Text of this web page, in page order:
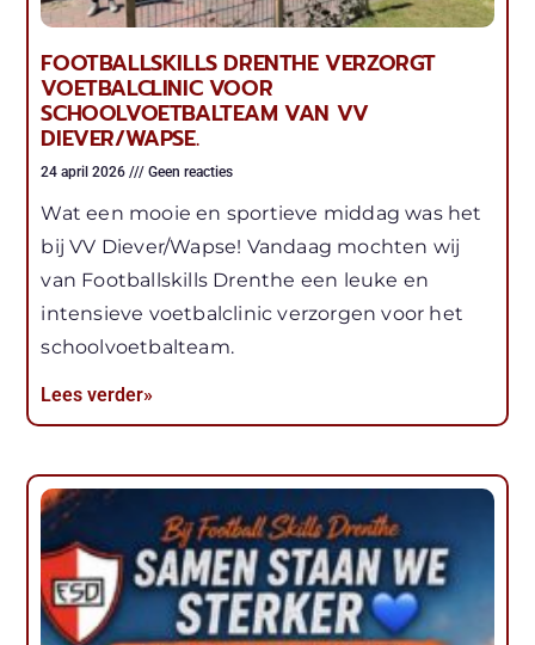
FOOTBALLSKILLS DRENTHE VERZORGT
VOETBALCLINIC VOOR
SCHOOLVOETBALTEAM VAN VV
DIEVER/WAPSE.
24 april 2026 Geen reacties
Wat een mooie en sportieve middag was het
bij VV Diever/Wapse! Vandaag mochten wij
van Footballskills Drenthe een leuke en
intensieve voetbalclinic verzorgen voor het
schoolvoetbalteam.
Lees verder»